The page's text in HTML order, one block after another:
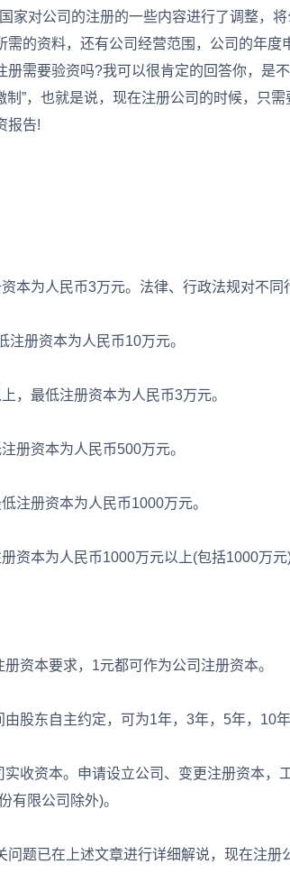
对公司的注册的一些内容进行了调整，将
需的资料，还有公司经营范围，公司的年度
册需要验资吗?我可以很肯定的回答你，是
制”，也就是说，现在注册公司的时候，只
报告!
为人民币3万元。法律、行政法规对不同
册资本为人民币10万元。
最低注册资本为人民币3万元。
资本为人民币500万元。
册资本为人民币1000万元。
本为人民币1000万元以上(包括1000万元)
本要求，1元都可作为公司注册资本。
东自主约定，可为1年，3年，5年，10年
资本。申请设立公司、变更注册资本，
有限公司除外)。
问题已在上述文章进行详细解说，现在注册